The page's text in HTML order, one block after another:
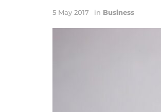
5 May 2017 in Business